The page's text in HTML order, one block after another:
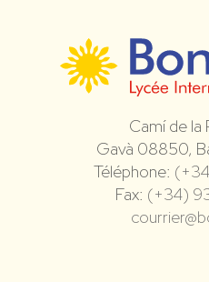
Camí de la
Gavà 08850,
Téléphone:
Fax: (+34)